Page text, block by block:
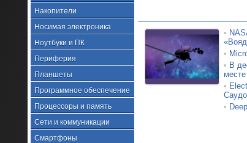
Накопители
Носимая электроника
Ноутбуки и ПК
Периферия
Планшеты
Программное обеспечение
Процессоры и память
Сети и коммуникации
Смартфоны
•
•
• В
месте
•
•